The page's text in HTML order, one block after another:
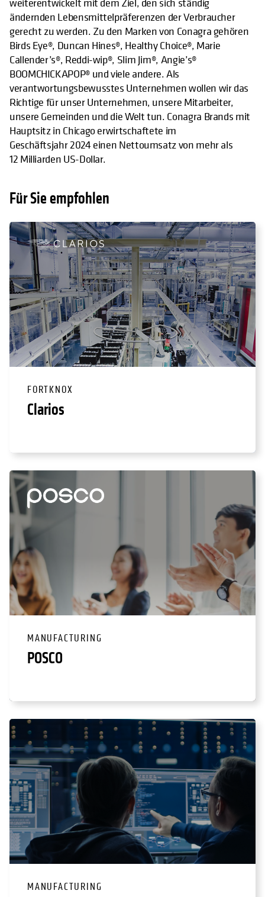
weiterentwickelt mit dem Ziel, den sich ständig
ändernden Lebensmittelpräferenzen der Verbraucher
gerecht zu werden. Zu den Marken von Conagra gehören
Birds Eye®, Duncan Hines®, Healthy Choice®, Marie
Callender’s®, Reddi-wip®, Slim Jim®, Angie’s®
BOOMCHICKAPOP® und viele andere. Als
verantwortungsbewusstes Unternehmen wollen wir das
Richtige für unser Unternehmen, unsere Mitarbeiter,
unsere Gemeinden und die Welt tun. Conagra Brands mit
Hauptsitz in Chicago erwirtschaftete im
Geschäftsjahr 2024 einen Nettoumsatz von mehr als
12 Milliarden US-Dollar.
Für Sie empfohlen
FORTKNOX
Clarios
MANUFACTURING
POSCO
MANUFACTURING